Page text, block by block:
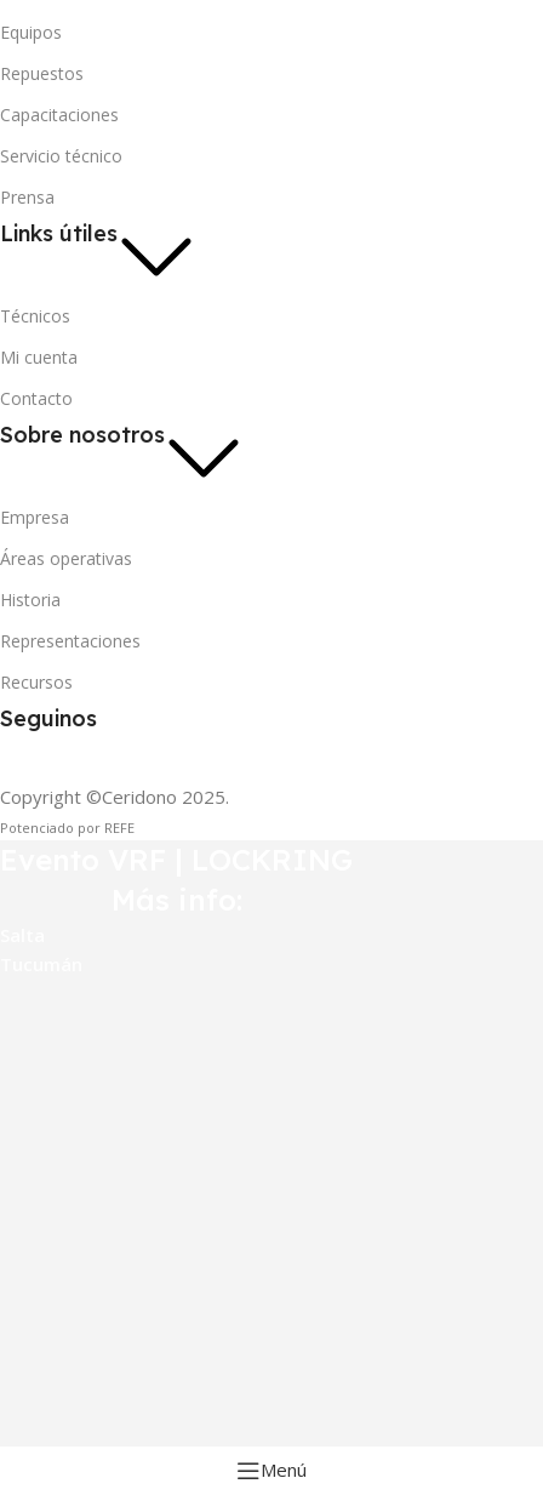
Equipos
Repuestos
Capacitaciones
Servicio técnico
Prensa
Links útiles
Técnicos
Mi cuenta
Contacto
Sobre nosotros
Empresa
Áreas operativas
Historia
Representaciones
Recursos
Seguinos
Copyright ©Ceridono 2025.
Potenciado por REFE
Menú